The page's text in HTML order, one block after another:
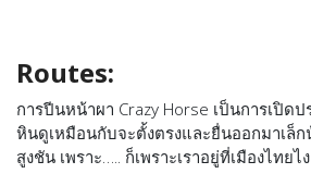
Routes:
การปีนหน้าผา Crazy Horse เป็นการเปิ
หินดูเหมือนกับจะตั้งตรงและยื่นออกมาเล็
สูงชัน เพราะ….. ก็เพราะเราอยู่ที่เมืองไทยไง